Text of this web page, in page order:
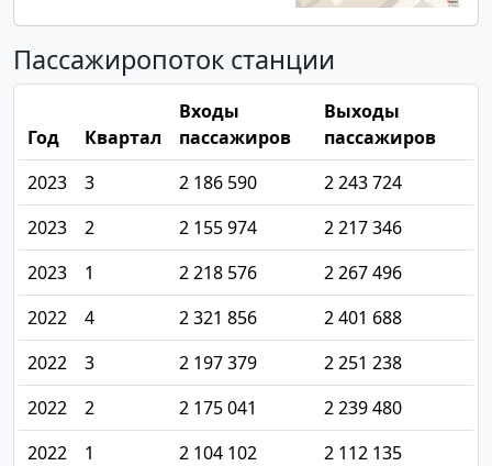
Пассажиропоток станции
Год Квартал
Входы
пассажиров
Выходы
пассажиров
2023
3 2 186 590
2 243 724
2023
2 2 155 974
2 217 346
2023
1 2 218 576
2 267 496
2022
4 2 321 856
2 401 688
2022
3 2 197 379
2 251 238
2022
2 2 175 041
2 239 480
2022
1 2 104 102 2 112 135